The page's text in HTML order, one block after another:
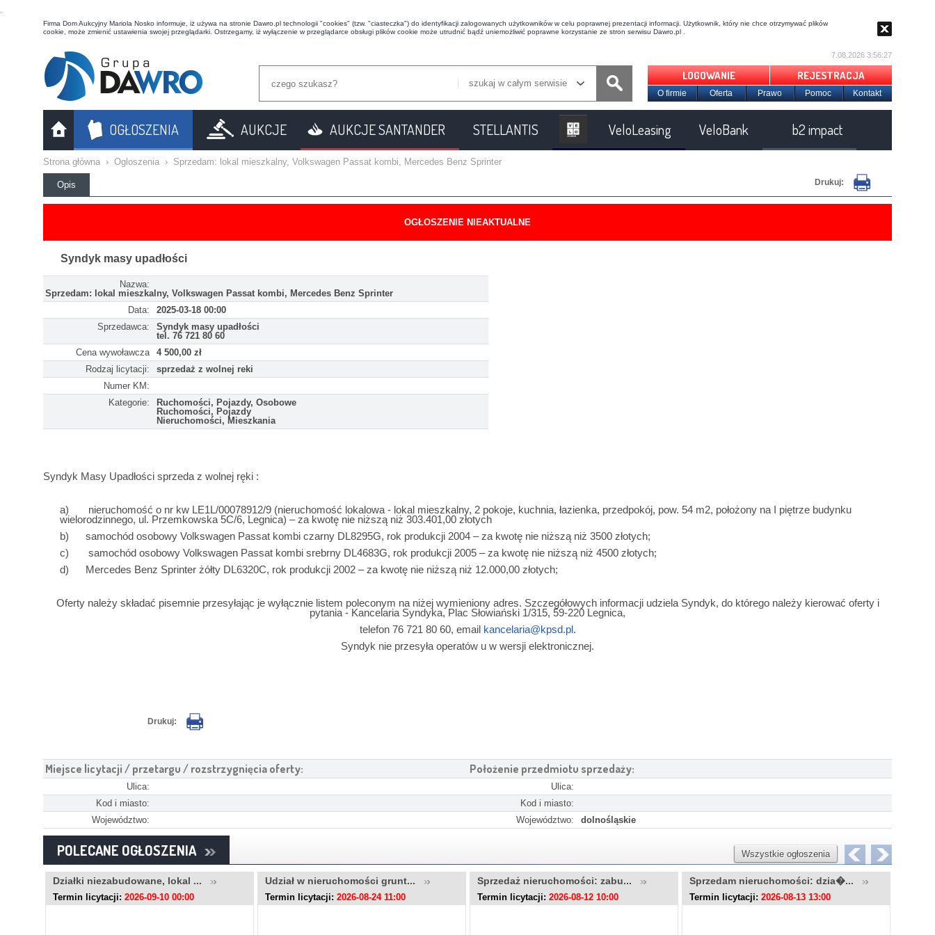
t
Firma Dom Aukcyjny Mariola Nosko informuje, iż używa na stronie Dawro.pl technologii "cookies" (tzw. "ciasteczka") do identyfikacji zalogowanych użytkowników w celu poprawnej prezentacji informacji. Użytkownik, który nie chce otrzymywać plików
cookie, może zmienić ustawienia swojej przeglądarki. Ostrzegamy, iż wyłączenie w przeglądarce obsługi plików cookie może utrudnić bądź uniemożliwić poprawne korzystanie ze stron serwisu Dawro.pl .
szukaj w całym serwisie
7.08.2026 3:56:28
LOGOWANIE REJESTRACJA
O firmie Oferta Prawo Pomoc Kontakt
OGŁOSZENIA AUKCJE AUKCJE SANTANDER STELLANTIS VeloLeasing VeloBank b2 impact
Strona główna › Ogloszenia › Sprzedam: lokal mieszkalny, Volkswagen Passat kombi, Mercedes Benz Sprinter
Drukuj:
Opis
OGŁOSZENIE NIEAKTUALNE
Syndyk masy upadłości
Nazwa:
Sprzedam: lokal mieszkalny, Volkswagen Passat kombi, Mercedes Benz Sprinter
Data:
2025-03-18 00:00
Sprzedawca:
Syndyk masy upadłości
tel. 76 721 80 60
Cena wywoławcza
4 500,00 zł
Rodzaj licytacji:
sprzedaż z wolnej reki
Numer KM:
Kategorie:
Ruchomości, Pojazdy, Osobowe
Ruchomości, Pojazdy
Nieruchomości, Mieszkania
Syndyk Masy Upadłości sprzeda z wolnej ręki :
a) nieruchomość o nr kw LE1L/00078912/9 (nieruchomość lokalowa - lokal mieszkalny, 2 pokoje, kuchnia, łazienka, przedpokój, pow. 54 m2, położony na I piętrze budynku
wielorodzinnego, ul. Przemkowska 5C/6, Legnica) – za kwotę nie niższą niż 303.401,00 złotych
b) samochód osobowy Volkswagen Passat kombi czarny DL8295G, rok produkcji 2004 – za kwotę nie niższą niż 3500 złotych;
c) samochód osobowy Volkswagen Passat kombi srebrny DL4683G, rok produkcji 2005 – za kwotę nie niższą niż 4500 złotych;
d)
Mercedes Benz Sprinter żółty DL6320C, rok produkcji 2002 – za kwotę nie niższą niż 12.000,00 złotych;
Oferty należy składać pisemnie przesyłając je wyłącznie listem poleconym na niżej wymieniony adres. Szczegółowych informacji udziela Syndyk, do którego należy kierować oferty i
pytania - Kancelaria Syndyka, Plac Słowiański 1/315, 59-220 Legnica,
telefon 76 721 80 60, email kancelaria@kpsd.pl .
Syndyk nie przesyła operatów u w wersji elektronicznej.
Drukuj:
Miejsce licytacji / przetargu / rozstrzygnięcia oferty:
Ulica:
Kod i miasto:
Województwo:
Położenie przedmiotu sprzedaży:
Ulica:
Kod i miasto:
Województwo:
dolnośląskie
POLECANE OGŁOSZENIA Wszystkie ogłoszenia
Działki niezabudowane, lokal ...
Termin licytacji: 2026-09-10 00:00
Udział w nieruchomości grunt...
Termin licytacji: 2026-08-24 11:00
Sprzedaż nieruchomości: zabu...
Termin licytacji: 2026-08-12 10:00
Sprzedam nieruchomości: dzia�...
Termin licytacji: 2026-08-13 13:00